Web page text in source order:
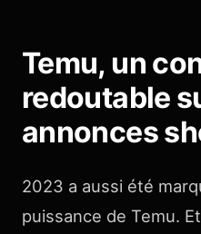
Temu, un
redoutable
annonces
2023 a aussi été
puissance de Temu.